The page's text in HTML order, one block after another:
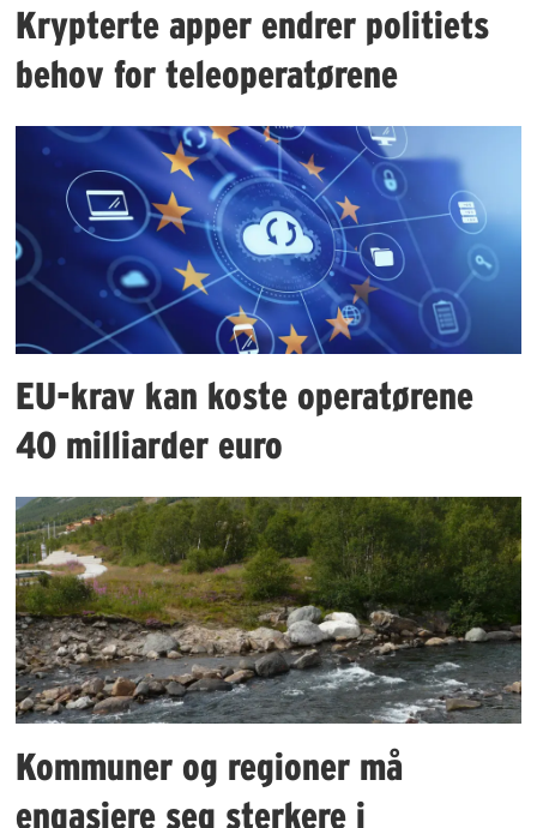
Krypterte apper endrer politiets
behov for teleoperatørene
EU-krav kan koste operatørene
40 milliarder euro
Kommuner og regioner må
engasjere seg sterkere i